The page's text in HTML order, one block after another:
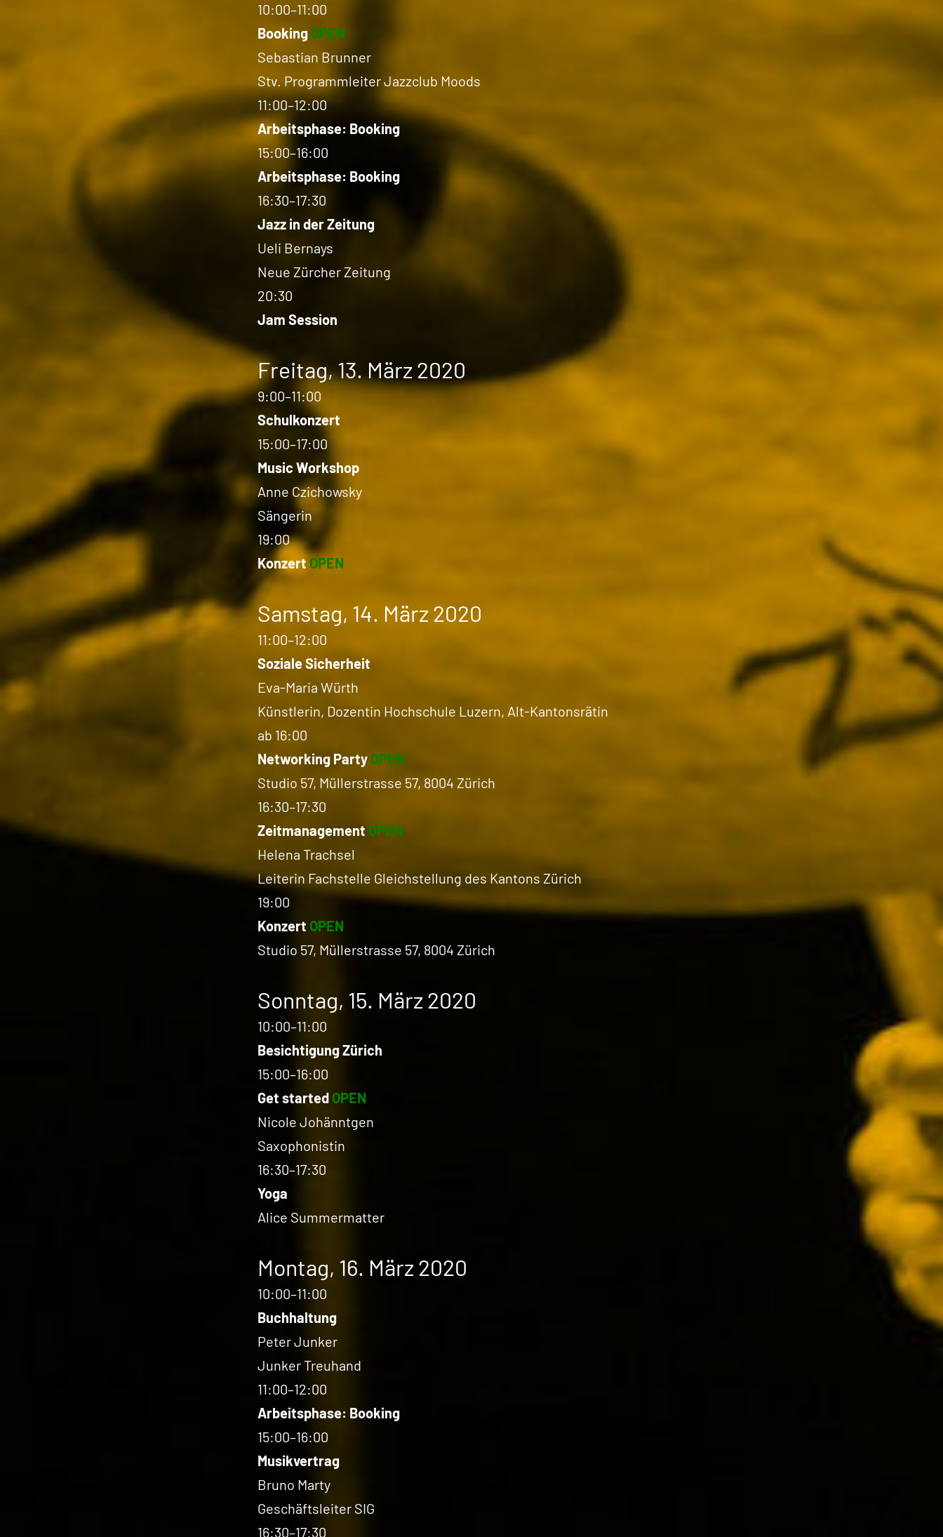
10:00–11:00
Booking OPEN
Sebastian Brunner
Stv. Programmleiter Jazzclub Moods
11:00–12:00
Arbeitsphase: Booking
15:00–16:00
Arbeitsphase: Booking
16:30–17:30
Jazz in der Zeitung
Ueli Bernays
Neue Zürcher Zeitung
20:30
Jam Session
Freitag, 13. März 2020
9:00–11:00
Schulkonzert
15:00–17:00
Music Workshop
Anne Czichowsky
Sängerin
19:00
Konzert OPEN
Samstag, 14. März 2020
11:00–12:00
Soziale Sicherheit
Eva-Maria Würth
Künstlerin, Dozentin Hochschule Luzern, Alt-Kantonsrätin
ab 16:00
Networking Party OPEN
Studio 57, Müllerstrasse 57, 8004 Zürich
16:30–17:30
Zeitmanagement OPEN
Helena Trachsel
Leiterin Fachstelle Gleichstellung des Kantons Zürich
19:00
Konzert OPEN
Studio 57, Müllerstrasse 57, 8004 Zürich
Sonntag, 15. März 2020
10:00–11:00
Besichtigung Zürich
15:00–16:00
Get started OPEN
Nicole Johänntgen
Saxophonistin
16:30–17:30
Yoga
Alice Summermatter
Montag, 16. März 2020
10:00–11:00
Buchhaltung
Peter Junker
Junker Treuhand
11:00–12:00
Arbeitsphase: Booking
15:00–16:00
Musikvertrag
Bruno Marty
Geschäftsleiter SIG
16:30–17:30